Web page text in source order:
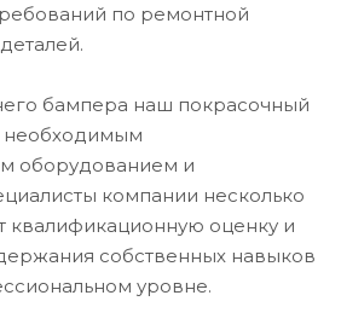
по ремонтной
бампера наш покрасочный
необходимым
оборудованием и
компании несколько
квалификационную оценку и
собственных навыков
уровне.